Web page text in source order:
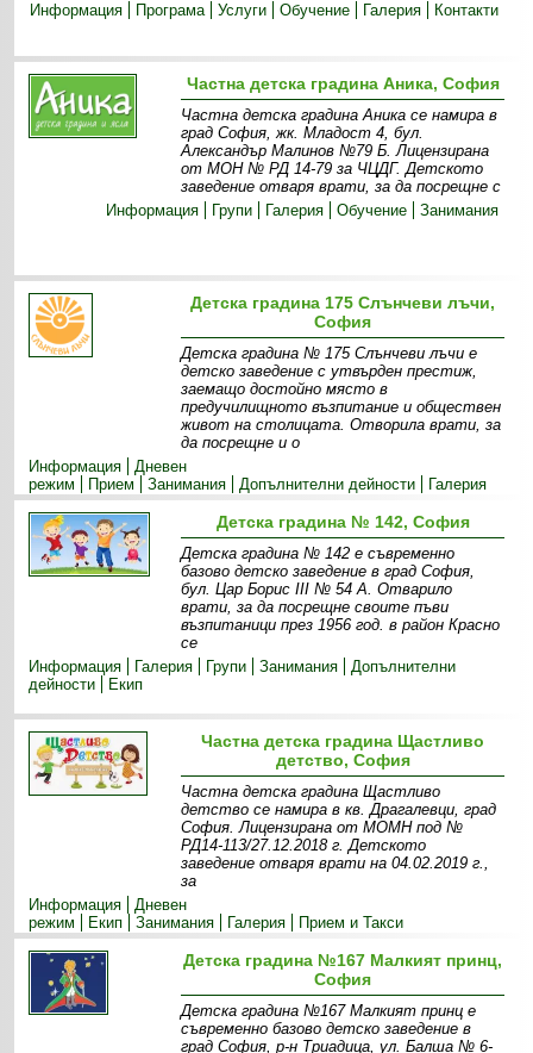
Информация
Програма Услуги Обучение Галерия Контакти
Частна детска градина Аника, София
Частна детска градина Аника се намира в
град София, жк. Младост 4, бул.
Александър Малинов №79 Б. Лицензирана
от МОН № РД 14-79 за ЧЦДГ. Детското
заведение отваря врати, за да посрещне с
Информация
Групи Галерия Обучение Занимания
Детска градина 175 Слънчеви лъчи,
София
Детска градина № 175 Слънчеви лъчи e
детско заведение с утвърден престиж,
заемащо достойно място в
предучилищното възпитание и обществен
живот на столицата. Отворила врати, за
да посрещне и о
Информация
Дневен
режим
Прием Занимания Допълнителни дейности Галерия
Детска градина № 142, София
Детска градина № 142 е съвременно
базово детско заведение в град София,
бул. Цар Борис ІІІ № 54 А. Отварило
врати, за да посрещне своите пъви
възпитаници през 1956 год. в район Красно
се
Информация
Галерия Групи Занимания
Допълнителни
дейности
Екип
Частна детска градина Щастливо
детство, София
Частна детска градина Щастливо
детство се намира в кв. Драгалевци, град
София. Лицензирана от МОМН под №
РД14-113/27.12.2018 г. Детското
заведение отваря врати на 04.02.2019 г.,
за
Информация
Дневен
режим
Екип Занимания Галерия Прием и Такси
Детска градина №167 Малкият принц,
София
Детска градина №167 Малкият принц е
съвременно базово детско заведение в
град София, р-н Триадица, ул. Балша № 6-